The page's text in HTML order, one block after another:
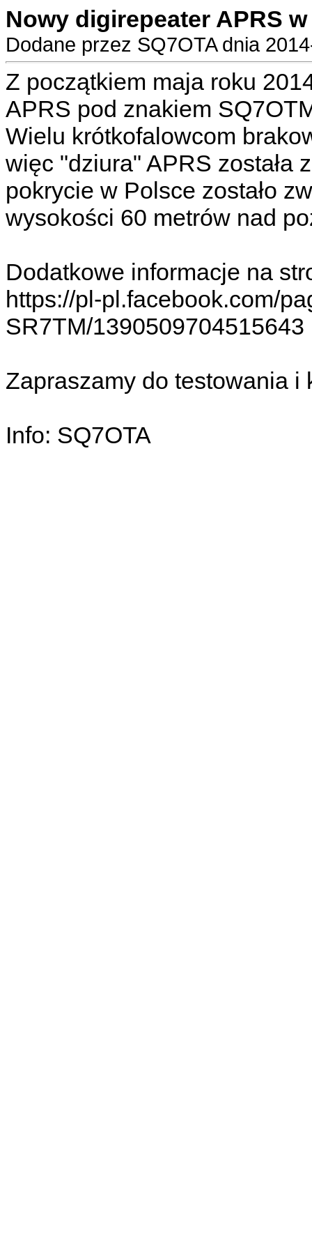
Nowy digirepeater APRS
Dodane przez SQ7OTA dnia
Z początkiem maja roku
APRS pod znakiem
Wielu krótkofalowcom
więc "dziura" APRS została
pokrycie w Polsce zostało
wysokości 60 metrów nad
Dodatkowe informacje na
https://pl-pl.facebook.com/
SR7TM/1390509704515643
Zapraszamy do testowania i
Info: SQ7OTA